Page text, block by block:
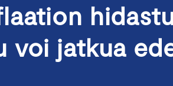
voi jatkua